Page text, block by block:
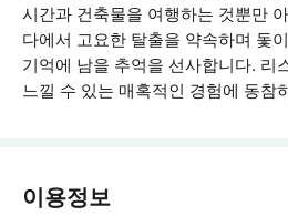
시간과 건축물을 여행하는 것뿐만
다에서 고요한 탈출을 약속하며 돛
기억에 남을 추억을 선사합니다. 리
느낄 수 있는 매혹적인 경험에 동참
이용정보